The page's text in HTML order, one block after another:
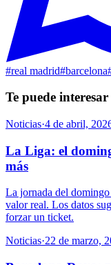
#real madrid#barcelona
Te puede interesar
Noticias·4 de abril,
La Liga: el
más
La jornada del
valor real. Los datos
forzar un ticket.
Noticias·22 de marzo,